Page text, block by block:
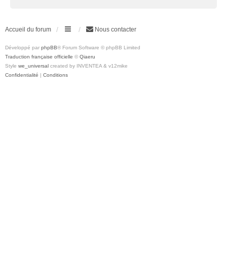
Accueil du forum Nous contacter
Développé par phpBB® Forum Software © phpBB Limited
Traduction française officielle © Qiaeru
Style we_universal created by INVENTEA & v12mike
Confidentialité | Conditions